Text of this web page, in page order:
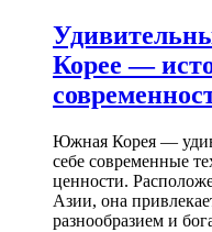
Корее —
Южная Корея —
себе современные
ценности.
Азии, она
разнообразием и